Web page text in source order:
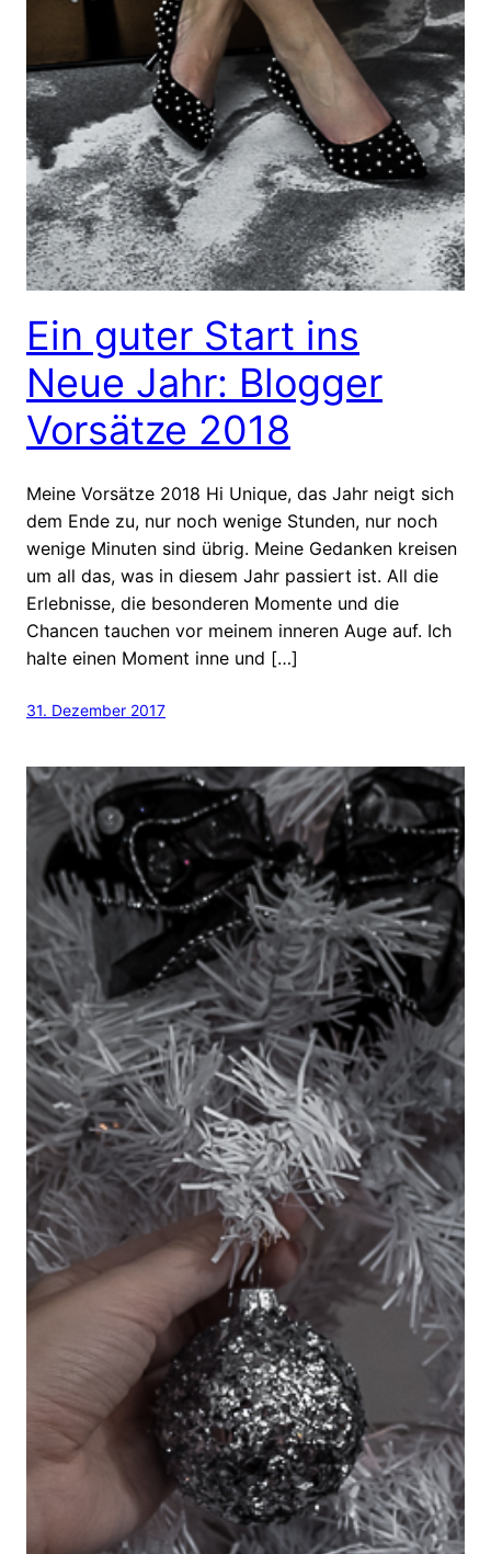
Ein guter Start ins
Neue Jahr: Blogger
Vorsätze 2018
Meine Vorsätze 2018 Hi Unique, das Jahr neigt sich
dem Ende zu, nur noch wenige Stunden, nur noch
wenige Minuten sind übrig. Meine Gedanken kreisen
um all das, was in diesem Jahr passiert ist. All die
Erlebnisse, die besonderen Momente und die
Chancen tauchen vor meinem inneren Auge auf. Ich
halte einen Moment inne und […]
31. Dezember 2017